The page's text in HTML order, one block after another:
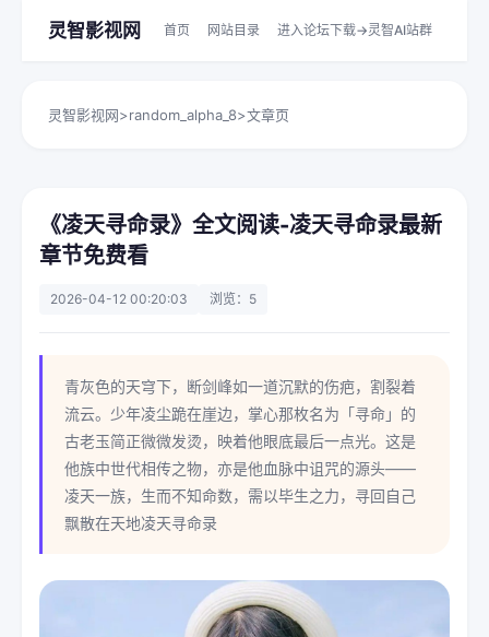
灵智影视网 首页 网站目录 进入论坛下载->灵智AI站群
灵智影视网>random_alpha_8>文章页
《凌天寻命录》全文阅读-凌天寻命录最新
章节免费看
2026-04-12 00:20:03 浏览：5
青灰色的天穹下，断剑峰如一道沉默的伤疤，割裂着
流云。少年凌尘跪在崖边，掌心那枚名为「寻命」的
古老玉简正微微发烫，映着他眼底最后一点光。这是
他族中世代相传之物，亦是他血脉中诅咒的源头——
凌天一族，生而不知命数，需以毕生之力，寻回自己
飘散在天地凌天寻命录